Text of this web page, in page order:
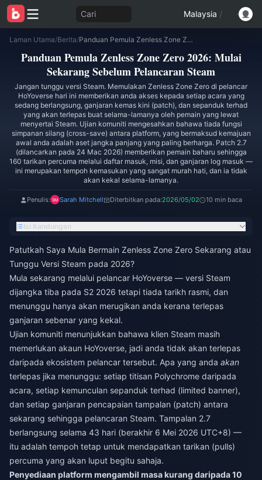
Cari Malaysia /
Laman Utama/Berita/ Panduan Pemula Zenless Zone Zero 2026: Mulai Sekarang Sebelum Pelancaran Steam
Panduan Pemula Zenless Zone Zero 2026: Mulai
Sekarang Sebelum Pelancaran Steam
Jangan tunggu versi Steam. Memulakan Zenless Zone Zero di pelancar
HoYoverse hari ini memberikan anda akses kepada setiap acara yang
sedang berlangsung, ganjaran kemas kini (patch), dan sepanduk terhad
yang akan terlepas buat selama-lamanya oleh pemain yang lewat
menyertai Steam. Ujian komuniti mengesahkan bahawa tiada fungsi
simpanan silang (cross-save) antara platform, yang bermaksud kemajuan
awal anda adalah aset jangka panjang yang paling berharga. Patch 2.7
(dilancarkan pada 24 Mac 2026) memberikan pemain baharu sehingga
160 tarikan percuma melalui daftar masuk, misi, dan ganjaran log masuk —
ini merupakan tempoh kemasukan yang sangat murah hati, dan ia tidak
akan kekal selama-lamanya.
Penulis: Sarah Mitchell Diterbitkan pada:2026/05/02 10 min baca
Isi Kandungan
Patutkah Saya Mula Bermain Zenless Zone Zero Sekarang atau
Tunggu Versi Steam pada 2026?
Mula sekarang melalui pelancar HoYoverse — versi Steam
dijangka tiba pada S2 2026 tetapi tiada tarikh rasmi, dan
menunggu hanya akan merugikan anda kerana terlepas
ganjaran sebenar yang kekal.
Ujian komuniti menunjukkan bahawa klien Steam masih
memerlukan akaun HoYoverse, jadi anda tidak akan terlepas
daripada ekosistem pelancar tersebut. Apa yang anda akan
terlepas jika menunggu: setiap titisan Polychrome daripada
acara, setiap kemunculan sepanduk terhad (limited banner),
dan setiap ganjaran pencapaian tampalan (patch) antara
sekarang sehingga pelancaran Steam. Tampalan 2.7
berlangsung selama 43 hari (berakhir 6 Mei 2026 UTC+8) —
itu adalah tempoh tetap untuk mendapatkan tarikan (pulls)
percuma yang akan luput begitu sahaja.
Penyediaan platform mengambil masa kurang daripada 10